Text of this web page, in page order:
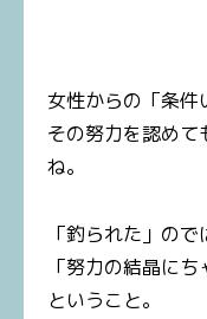
女性からの「条件
その努力を認めて
ね。
「釣られた」ので
「努力の結晶に
ということ。